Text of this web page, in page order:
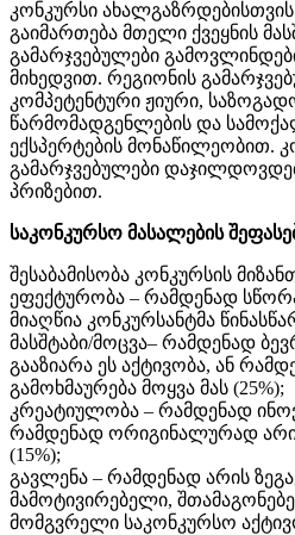
კონკურსი ახალგაზრდებისთვის
გაიმართება მთელი ქვეყნის
გამარჯვებულები
მიხედვით. რეგიონის
კომპეტენტური ჟიური,
წარმომადგენლების და
ექსპერტების მონაწილეობით.
გამარჯვებულები
პრიზებით.
საკონკურსო მასალების
შესაბამისობა კონკურსის
ეფექტურობა – რამდენად
მიაღწია კონკურსანტმა
მასშტაბი/მოცვა– რამდენად
გააზიარა ეს აქტივობა, ან
გამოხმაურება მოყვა მას (25%);
კრეატიულობა – რამდენად
რამდენად ორიგინალურად
(15%);
გავლენა – რამდენად არის
მამოტივირებელი,
მომგვრელი საკონკურსო